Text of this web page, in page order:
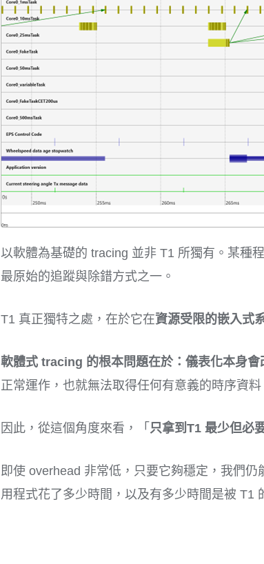
以軟體為基礎的 tracing 並非 T1 所獨有。某種
最原始的追蹤與除錯方式之一。
T1 真正獨特之處，在於它在資源受限的嵌入式
軟體式 tracing 的根本問題在於：儀表化本身會
正常運作，也就無法取得任何有意義的時序資料
因此，從這個角度來看，「 只拿到T1 最少但必
即使 overhead 非常低，只要它夠穩定，我們
用程式花了多少時間，以及有多少時間是被 T1